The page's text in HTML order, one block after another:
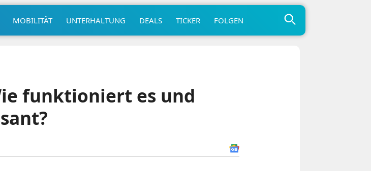
MOBILITÄT UNTERHALTUNG DEALS TICKER FOLGEN
funktioniert es und